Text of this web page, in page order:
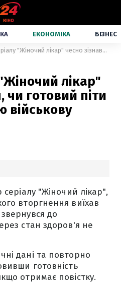
ЕКОНОМІКА БІЗНЕС
Актор серіалу "Жіночий лікар" чесно зізнався, чи готовий піти на фронт: "Маю військову професію"
лікар"
чи готовий піти
серіалу "Жіночий лікар",
вторгнення виїхав
до
стан здоров'я не
дані та повторно
готовність
отримає повістку.